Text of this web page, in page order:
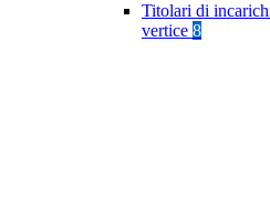
Titolari di
vertice 8